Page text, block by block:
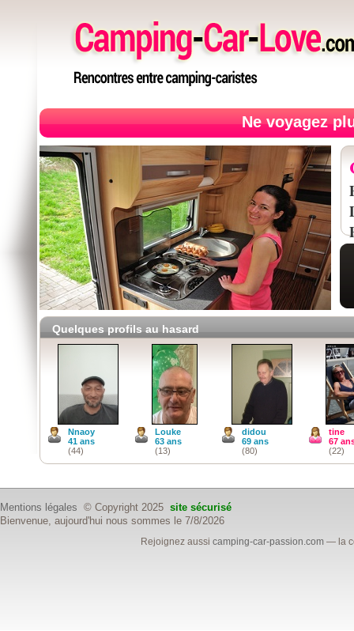
Ne voyagez
Quelques profils au hasard
Nnaoy
41 ans
(44)
Louke
63 ans
(13)
didou
69 ans
(80)
tine
67
(22)
Mentions légales © Copyright 2025 site sécurisé
Bienvenue, aujourd'hui nous sommes le 7/8/2026
Rejoignez aussicamping-car-passion.com — la